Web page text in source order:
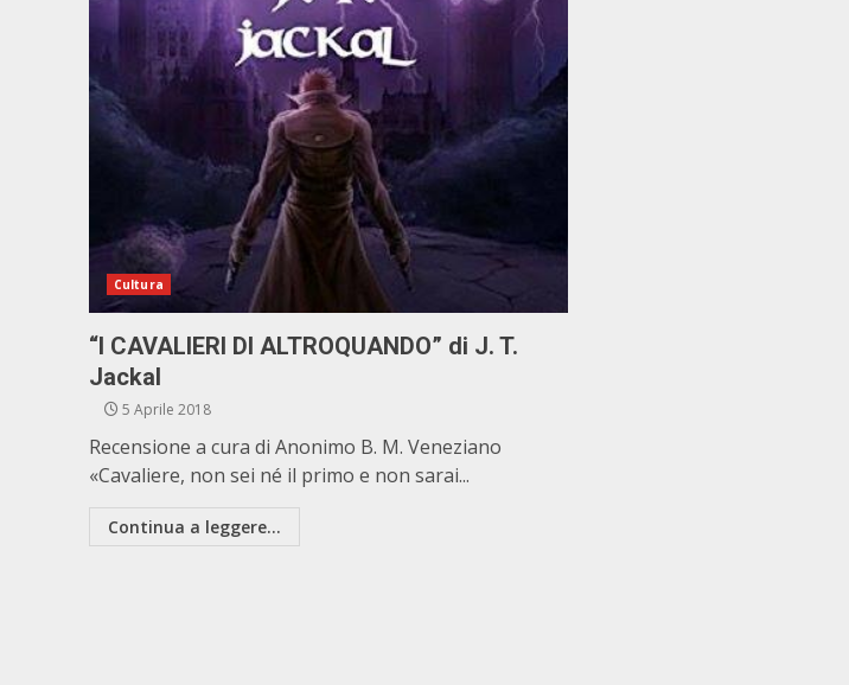
Cultura
“I CAVALIERI DI ALTROQUANDO” di J. T.
Jackal
5 Aprile 2018
Recensione a cura di Anonimo B. M. Veneziano
«Cavaliere, non sei né il primo e non sarai...
Continua a leggere...